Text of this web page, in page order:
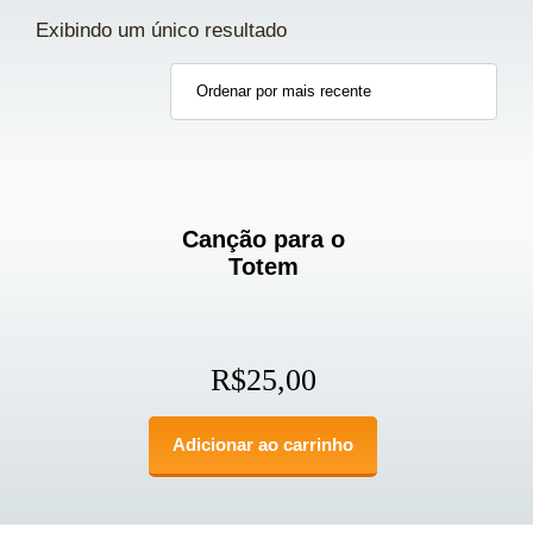
Exibindo um único resultado
Canção para o
Totem
R$25,00
Adicionar ao carrinho